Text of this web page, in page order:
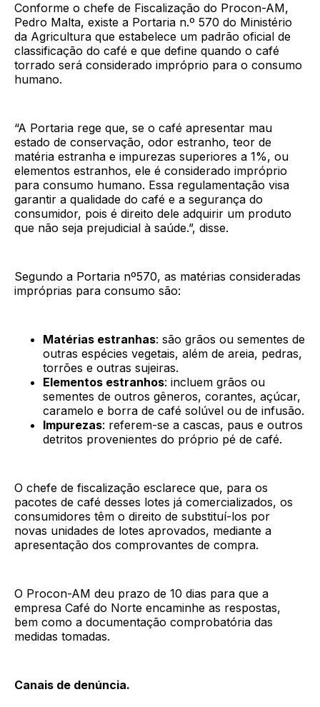
Conforme o chefe de Fiscalização do Procon-AM,
Pedro Malta, existe a Portaria n.º 570 do Ministério
da Agricultura que estabelece um padrão oficial de
classificação do café e que define quando o café
torrado será considerado impróprio para o consumo
humano.
“A Portaria rege que, se o café apresentar mau
estado de conservação, odor estranho, teor de
matéria estranha e impurezas superiores a 1%, ou
elementos estranhos, ele é considerado impróprio
para consumo humano. Essa regulamentação visa
garantir a qualidade do café e a segurança do
consumidor, pois é direito dele adquirir um produto
que não seja prejudicial à saúde.”, disse.
Segundo a Portaria nº570, as matérias consideradas
impróprias para consumo são:
Matérias estranhas: são grãos ou sementes de
outras espécies vegetais, além de areia, pedras,
torrões e outras sujeiras.
Elementos estranhos: incluem grãos ou
sementes de outros gêneros, corantes, açúcar,
caramelo e borra de café solúvel ou de infusão.
Impurezas: referem-se a cascas, paus e outros
detritos provenientes do próprio pé de café.
O chefe de fiscalização esclarece que, para os
pacotes de café desses lotes já comercializados, os
consumidores têm o direito de substituí-los por
novas unidades de lotes aprovados, mediante a
apresentação dos comprovantes de compra.
O Procon-AM deu prazo de 10 dias para que a
empresa Café do Norte encaminhe as respostas,
bem como a documentação comprobatória das
medidas tomadas.
Canais de denúncia.